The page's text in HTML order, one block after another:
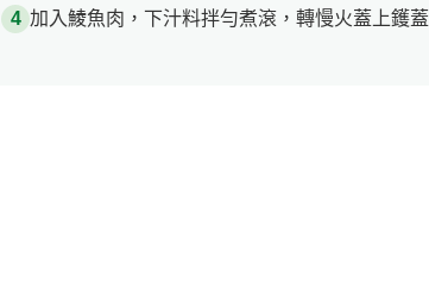
加入鯪魚肉，下汁料拌勻煮滾，轉慢火蓋上鑊